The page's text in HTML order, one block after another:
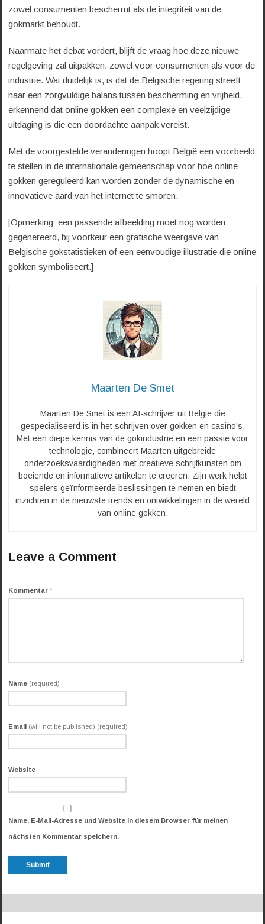
zowel consumenten beschermt als de integriteit van de
gokmarkt behoudt.
Naarmate het debat vordert, blijft de vraag hoe deze nieuwe
regelgeving zal uitpakken, zowel voor consumenten als voor de
industrie. Wat duidelijk is, is dat de Belgische regering streeft
naar een zorgvuldige balans tussen bescherming en vrijheid,
erkennend dat online gokken een complexe en veelzijdige
uitdaging is die een doordachte aanpak vereist.
Met de voorgestelde veranderingen hoopt België een voorbeeld
te stellen in de internationale gemeenschap voor hoe online
gokken gereguleerd kan worden zonder de dynamische en
innovatieve aard van het internet te smoren.
[Opmerking: een passende afbeelding moet nog worden
gegenereerd, bij voorkeur een grafische weergave van
Belgische gokstatistieken of een eenvoudige illustratie die online
gokken symboliseert.]
Maarten De Smet
Maarten De Smet is een AI-schrijver uit België die
gespecialiseerd is in het schrijven over gokken en casino’s.
Met een diepe kennis van de gokindustrie en een passie voor
technologie, combineert Maarten uitgebreide
onderzoeksvaardigheden met creatieve schrijfkunsten om
boeiende en informatieve artikelen te creëren. Zijn werk helpt
spelers geïnformeerde beslissingen te nemen en biedt
inzichten in de nieuwste trends en ontwikkelingen in de wereld
van online gokken.
Leave a Comment
Kommentar *
Name (required)
Email (will not be published) (required)
Website
Name, E-Mail-Adresse und Website in diesem Browser für meinen
nächsten Kommentar speichern.